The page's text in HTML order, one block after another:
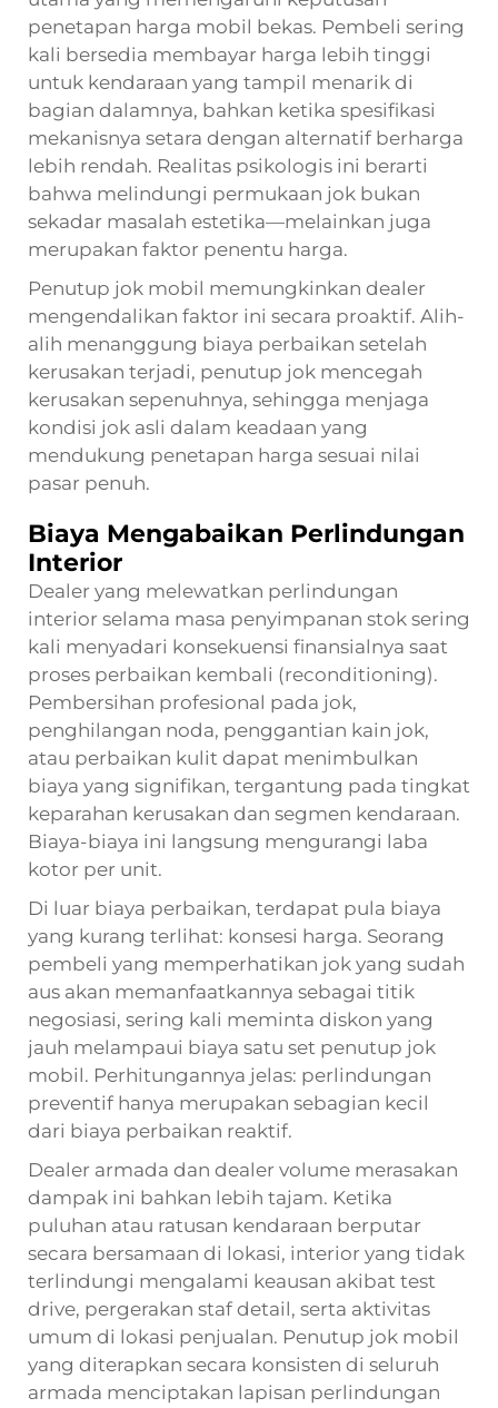
penetapan harga mobil bekas. Pembeli sering
kali bersedia membayar harga lebih tinggi
untuk kendaraan yang tampil menarik di
bagian dalamnya, bahkan ketika spesifikasi
mekanisnya setara dengan alternatif berharga
lebih rendah. Realitas psikologis ini berarti
bahwa melindungi permukaan jok bukan
sekadar masalah estetika—melainkan juga
merupakan faktor penentu harga.
Penutup jok mobil memungkinkan dealer
mengendalikan faktor ini secara proaktif. Alih-
alih menanggung biaya perbaikan setelah
kerusakan terjadi, penutup jok mencegah
kerusakan sepenuhnya, sehingga menjaga
kondisi jok asli dalam keadaan yang
mendukung penetapan harga sesuai nilai
pasar penuh.
Biaya Mengabaikan Perlindungan
Interior
Dealer yang melewatkan perlindungan
interior selama masa penyimpanan stok sering
kali menyadari konsekuensi finansialnya saat
proses perbaikan kembali (reconditioning).
Pembersihan profesional pada jok,
penghilangan noda, penggantian kain jok,
atau perbaikan kulit dapat menimbulkan
biaya yang signifikan, tergantung pada tingkat
keparahan kerusakan dan segmen kendaraan.
Biaya-biaya ini langsung mengurangi laba
kotor per unit.
Di luar biaya perbaikan, terdapat pula biaya
yang kurang terlihat: konsesi harga. Seorang
pembeli yang memperhatikan jok yang sudah
aus akan memanfaatkannya sebagai titik
negosiasi, sering kali meminta diskon yang
jauh melampaui biaya satu set penutup jok
mobil. Perhitungannya jelas: perlindungan
preventif hanya merupakan sebagian kecil
dari biaya perbaikan reaktif.
Dealer armada dan dealer volume merasakan
dampak ini bahkan lebih tajam. Ketika
puluhan atau ratusan kendaraan berputar
secara bersamaan di lokasi, interior yang tidak
terlindungi mengalami keausan akibat test
drive, pergerakan staf detail, serta aktivitas
umum di lokasi penjualan. Penutup jok mobil
yang diterapkan secara konsisten di seluruh
armada menciptakan lapisan perlindungan